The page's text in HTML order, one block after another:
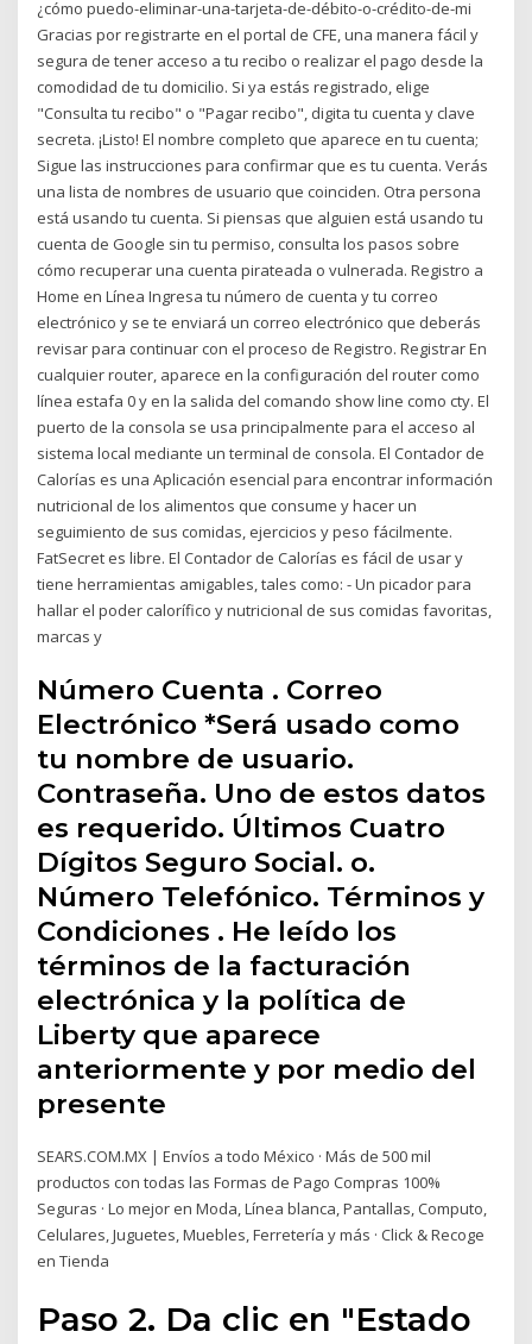
¿cómo puedo-eliminar-una-tarjeta-de-débito-o-crédito-de-mi
Gracias por registrarte en el portal de CFE, una manera fácil y
segura de tener acceso a tu recibo o realizar el pago desde la
comodidad de tu domicilio. Si ya estás registrado, elige
"Consulta tu recibo" o "Pagar recibo", digita tu cuenta y clave
secreta. ¡Listo! El nombre completo que aparece en tu cuenta;
Sigue las instrucciones para confirmar que es tu cuenta. Verás
una lista de nombres de usuario que coinciden. Otra persona
está usando tu cuenta. Si piensas que alguien está usando tu
cuenta de Google sin tu permiso, consulta los pasos sobre
cómo recuperar una cuenta pirateada o vulnerada. Registro a
Home en Línea Ingresa tu número de cuenta y tu correo
electrónico y se te enviará un correo electrónico que deberás
revisar para continuar con el proceso de Registro. Registrar En
cualquier router, aparece en la configuración del router como
línea estafa 0 y en la salida del comando show line como cty. El
puerto de la consola se usa principalmente para el acceso al
sistema local mediante un terminal de consola. El Contador de
Calorías es una Aplicación esencial para encontrar información
nutricional de los alimentos que consume y hacer un
seguimiento de sus comidas, ejercicios y peso fácilmente.
FatSecret es libre. El Contador de Calorías es fácil de usar y
tiene herramientas amigables, tales como: - Un picador para
hallar el poder calorífico y nutricional de sus comidas favoritas,
marcas y
Número Cuenta . Correo
Electrónico *Será usado como
tu nombre de usuario.
Contraseña. Uno de estos datos
es requerido. Últimos Cuatro
Dígitos Seguro Social. o.
Número Telefónico. Términos y
Condiciones . He leído los
términos de la facturación
electrónica y la política de
Liberty que aparece
anteriormente y por medio del
presente
SEARS.COM.MX | Envíos a todo México · Más de 500 mil
productos con todas las Formas de Pago Compras 100%
Seguras · Lo mejor en Moda, Línea blanca, Pantallas, Computo,
Celulares, Juguetes, Muebles, Ferretería y más · Click & Recoge
en Tienda
Paso 2. Da clic en "Estado